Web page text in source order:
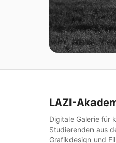
LAZI-
Digitale Galerie für
Studierenden aus
Grafikdesign und